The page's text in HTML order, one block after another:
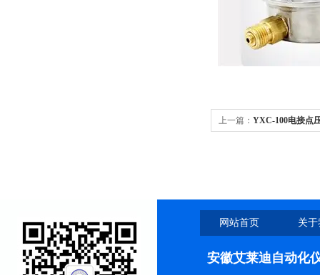
上一篇： YXC-100电接点
网站首页 关
安徽艾莱迪自动化